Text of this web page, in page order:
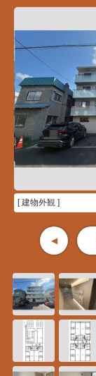
[ 建物外観 ]
◀